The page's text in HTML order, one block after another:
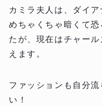
カミラ夫人は、ダイ
めちゃくちゃ暗くて
たが、現在はチャー
えます。
ファッションも自分
い！